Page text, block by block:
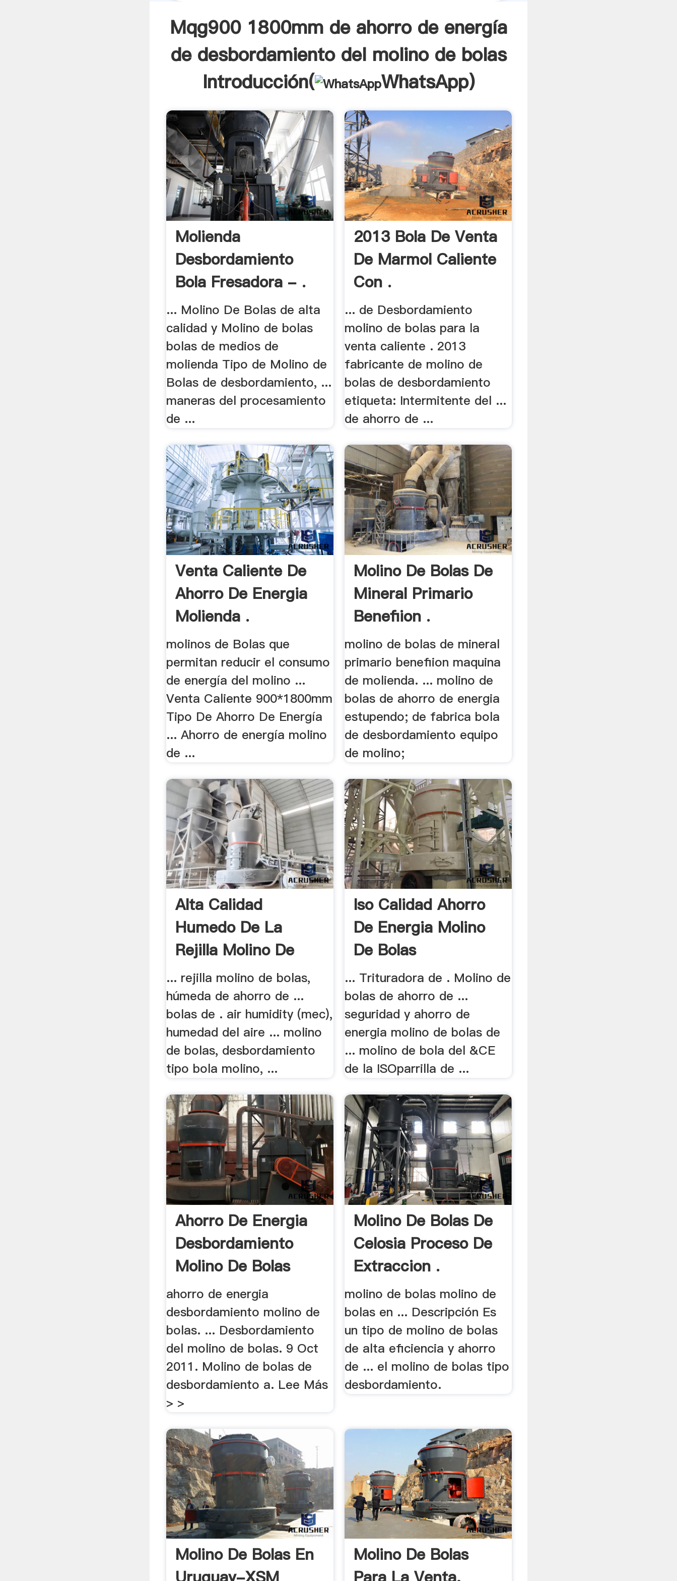
Mqg900 1800mm de ahorro de energía
de desbordamiento del molino de bolas
Introducción(
WhatsApp)
Molienda
Desbordamiento
Bola Fresadora - .
... Molino De Bolas de alta
calidad y Molino de bolas
bolas de medios de
molienda Tipo de Molino de
Bolas de desbordamiento, ...
maneras del procesamiento
de ...
2013 Bola De Venta
De Marmol Caliente
Con .
... de Desbordamiento
molino de bolas para la
venta caliente . 2013
fabricante de molino de
bolas de desbordamiento
etiqueta: Intermitente del ...
de ahorro de ...
Venta Caliente De
Ahorro De Energia
Molienda .
molinos de Bolas que
permitan reducir el consumo
de energía del molino ...
Venta Caliente 900*1800mm
Tipo De Ahorro De Energía
... Ahorro de energía molino
de ...
Molino De Bolas De
Mineral Primario
Benefiion .
molino de bolas de mineral
primario benefiion maquina
de molienda. ... molino de
bolas de ahorro de energia
estupendo; de fabrica bola
de desbordamiento equipo
de molino;
Alta Calidad
Humedo De La
Rejilla Molino De
Bolas .
... rejilla molino de bolas,
húmeda de ahorro de ...
bolas de . air humidity (mec),
humedad del aire ... molino
de bolas, desbordamiento
tipo bola molino, ...
Iso Calidad Ahorro
De Energia Molino
De Bolas
... Trituradora de . Molino de
bolas de ahorro de ...
seguridad y ahorro de
energia molino de bolas de
... molino de bola del &CE
de la ISOparrilla de ...
Ahorro De Energia
Desbordamiento
Molino De Bolas
ahorro de energia
desbordamiento molino de
bolas. ... Desbordamiento
del molino de bolas. 9 Oct
2011. Molino de bolas de
desbordamiento a. Lee Más
> >
Molino De Bolas De
Celosia Proceso De
Extraccion .
molino de bolas molino de
bolas en ... Descripción Es
un tipo de molino de bolas
de alta eficiencia y ahorro
de ... el molino de bolas tipo
desbordamiento.
Molino De Bolas En
Molino De Bolas